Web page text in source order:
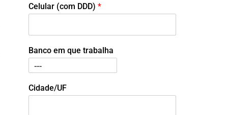
Celular (com DDD) *
Banco em que trabalha
Cidade/UF